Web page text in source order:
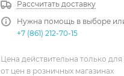
Рассчитать доставку
Нужна помощь в выборе
+7 (861) 212-70-15
Цена действительна только
от цен в розничных магазинах